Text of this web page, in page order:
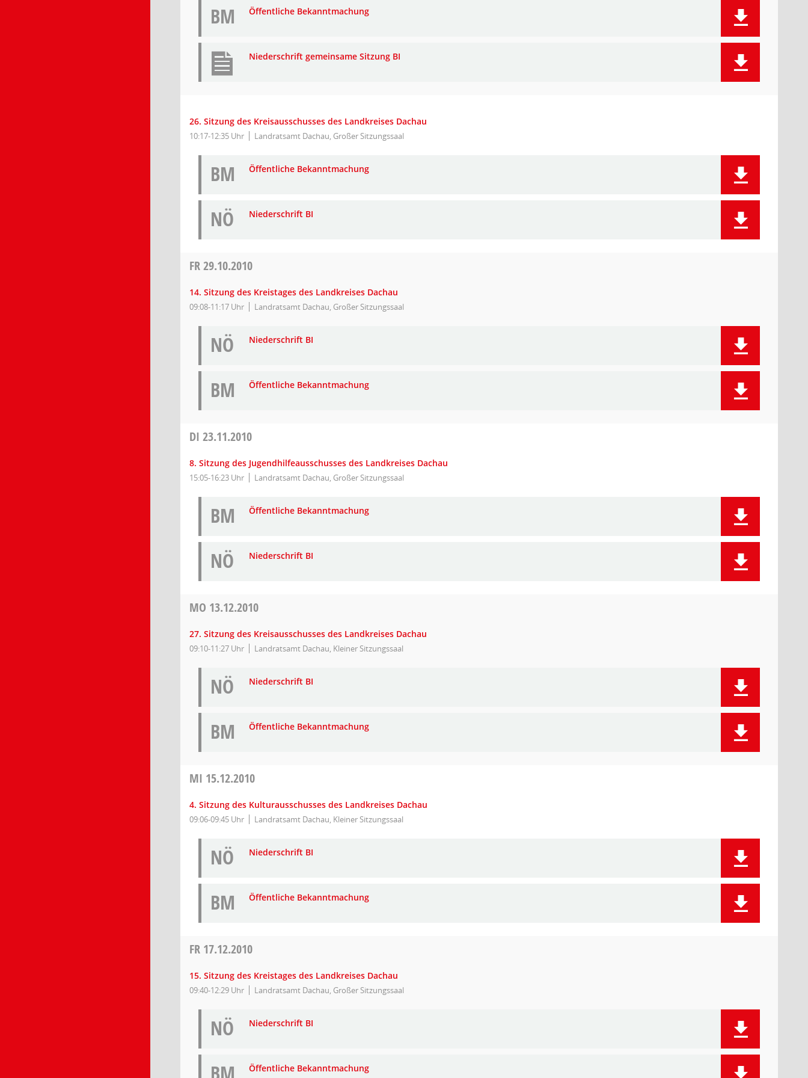
BM Öffentliche Bekanntmachung
Niederschrift gemeinsame Sitzung BI
26. Sitzung des Kreisausschusses des Landkreises Dachau
10:17-12:35 Uhr Landratsamt Dachau, Großer Sitzungssaal
BM Öffentliche Bekanntmachung
NÖ Niederschrift BI
FR29.10.2010
14. Sitzung des Kreistages des Landkreises Dachau
09:08-11:17 Uhr Landratsamt Dachau, Großer Sitzungssaal
NÖ Niederschrift BI
BM Öffentliche Bekanntmachung
DI 23.11.2010
8. Sitzung des Jugendhilfeausschusses des Landkreises Dachau
15:05-16:23 Uhr Landratsamt Dachau, Großer Sitzungssaal
BM Öffentliche Bekanntmachung
NÖ Niederschrift BI
MO 13.12.2010
27. Sitzung des Kreisausschusses des Landkreises Dachau
09:10-11:27 Uhr Landratsamt Dachau, Kleiner Sitzungssaal
NÖ Niederschrift BI
BM Öffentliche Bekanntmachung
MI 15.12.2010
4. Sitzung des Kulturausschusses des Landkreises Dachau
09:06-09:45 Uhr Landratsamt Dachau, Kleiner Sitzungssaal
NÖ Niederschrift BI
BM Öffentliche Bekanntmachung
FR 17.12.2010
15. Sitzung des Kreistages des Landkreises Dachau
09:40-12:29 Uhr Landratsamt Dachau, Großer Sitzungssaal
NÖ Niederschrift BI
Öffentliche Bekanntmachung